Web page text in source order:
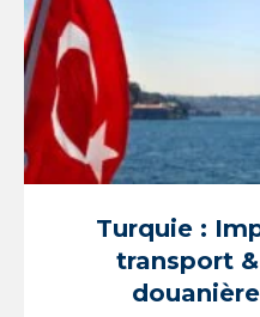
Turquie :
transport